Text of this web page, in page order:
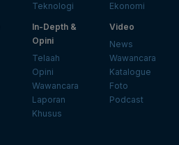
Teknologi
Ekonomi
In-Depth &
Opini
Telaah
Opini
Wawancara
Laporan
Khusus
Video
News
Wawancara
Katalogue
Foto
Podcast